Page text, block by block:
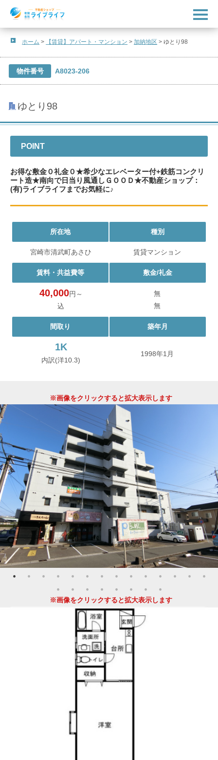
t
o
g
n
g
n
ホーム > 【賃貸】アパート・マンション >加納地区 >ゆとり98
ゆとり98
物件番号 A8023-206
POINT
お得な敷金０礼金０★希少なエレベーター付+鉄筋コンクリ
ート造★南向で日当り風通しＧＯＯＤ★不動産ショップ：
(有)ライブライフまでお気軽に♪
所在地 種別
宮崎市清武町あさひ 賃貸マンション
賃料・共益費等 敷金/礼金
40,000円～
込
無
無
間取り 築年月
1K
内訳(洋10.3)
1998年1月
※画像をクリックすると拡大表示します
※画像をクリックすると拡大表示します